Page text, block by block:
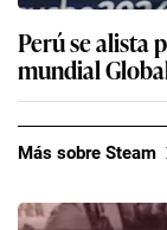
Perú se alista
mundial
Más sobre Steam